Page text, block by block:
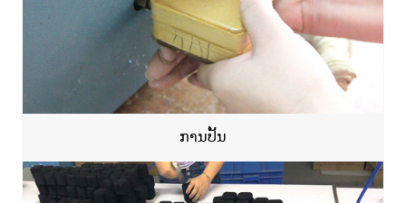
ການປັ້ນ